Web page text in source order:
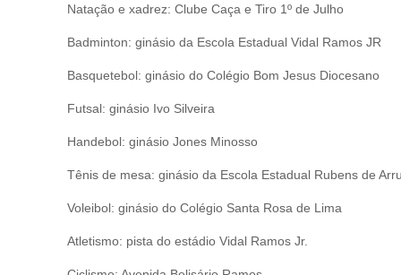
Natação e xadrez: Clube Caça e Tiro 1º de Julho
Badminton: ginásio da Escola Estadual Vidal Ramos JR
Basquetebol: ginásio do Colégio Bom Jesus Diocesano
Futsal: ginásio Ivo Silveira
Handebol: ginásio Jones Minosso
Tênis de mesa: ginásio da Escola Estadual Rubens de
Voleibol: ginásio do Colégio Santa Rosa de Lima
Atletismo: pista do estádio Vidal Ramos Jr.